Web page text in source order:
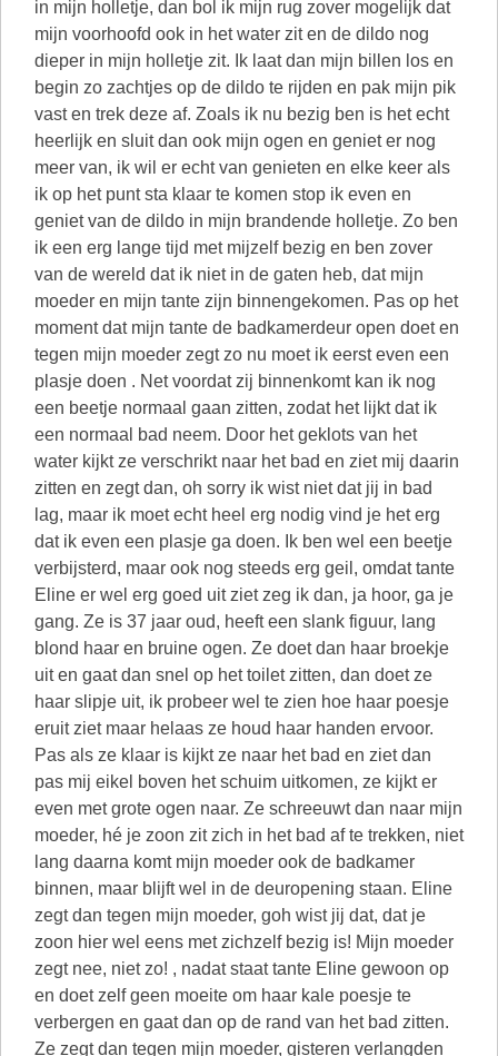
in mijn holletje, dan bol ik mijn rug zover mogelijk dat
mijn voorhoofd ook in het water zit en de dildo nog
dieper in mijn holletje zit. Ik laat dan mijn billen los en
begin zo zachtjes op de dildo te rijden en pak mijn pik
vast en trek deze af. Zoals ik nu bezig ben is het echt
heerlijk en sluit dan ook mijn ogen en geniet er nog
meer van, ik wil er echt van genieten en elke keer als
ik op het punt sta klaar te komen stop ik even en
geniet van de dildo in mijn brandende holletje. Zo ben
ik een erg lange tijd met mijzelf bezig en ben zover
van de wereld dat ik niet in de gaten heb, dat mijn
moeder en mijn tante zijn binnengekomen. Pas op het
moment dat mijn tante de badkamerdeur open doet en
tegen mijn moeder zegt zo nu moet ik eerst even een
plasje doen . Net voordat zij binnenkomt kan ik nog
een beetje normaal gaan zitten, zodat het lijkt dat ik
een normaal bad neem. Door het geklots van het
water kijkt ze verschrikt naar het bad en ziet mij daarin
zitten en zegt dan, oh sorry ik wist niet dat jij in bad
lag, maar ik moet echt heel erg nodig vind je het erg
dat ik even een plasje ga doen. Ik ben wel een beetje
verbijsterd, maar ook nog steeds erg geil, omdat tante
Eline er wel erg goed uit ziet zeg ik dan, ja hoor, ga je
gang. Ze is 37 jaar oud, heeft een slank figuur, lang
blond haar en bruine ogen. Ze doet dan haar broekje
uit en gaat dan snel op het toilet zitten, dan doet ze
haar slipje uit, ik probeer wel te zien hoe haar poesje
eruit ziet maar helaas ze houd haar handen ervoor.
Pas als ze klaar is kijkt ze naar het bad en ziet dan
pas mij eikel boven het schuim uitkomen, ze kijkt er
even met grote ogen naar. Ze schreeuwt dan naar mijn
moeder, hé je zoon zit zich in het bad af te trekken, niet
lang daarna komt mijn moeder ook de badkamer
binnen, maar blijft wel in de deuropening staan. Eline
zegt dan tegen mijn moeder, goh wist jij dat, dat je
zoon hier wel eens met zichzelf bezig is! Mijn moeder
zegt nee, niet zo! , nadat staat tante Eline gewoon op
en doet zelf geen moeite om haar kale poesje te
verbergen en gaat dan op de rand van het bad zitten.
Ze zegt dan tegen mijn moeder, gisteren verlangden